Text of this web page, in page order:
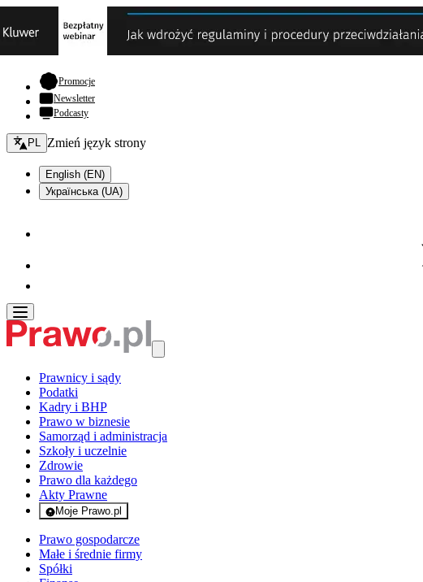
Promocje- otwiera się w nowej karcie
Newsletter
Podcasty
Zmień język - bieżący:
PL Zmień język strony
English (EN)
Українська (UA)
Prawnicy i sądy
Podatki
Kadry i BHP
Prawo w biznesie
Samorząd i administracja
Szkoły i uczelnie
Zdrowie
Prawo dla każdego
Akty Prawne
Moje Prawo.pl
- rejestracja i logowanie do serwisu
Prawo gospodarcze
Małe i średnie firmy
Spółki